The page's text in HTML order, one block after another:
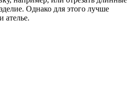
Однако для этого лучше
ателье.